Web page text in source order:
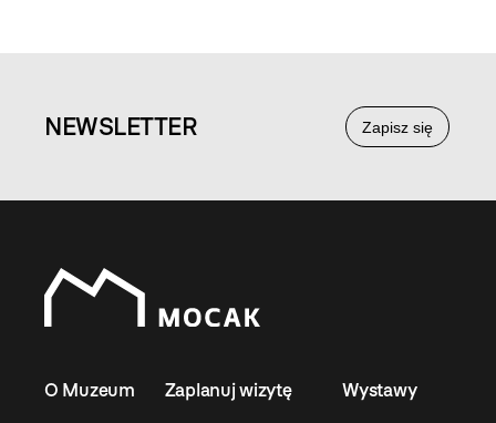
Zapisz się
NEWSLETTER
O Muzeum Zaplanuj wizytę Wystawy